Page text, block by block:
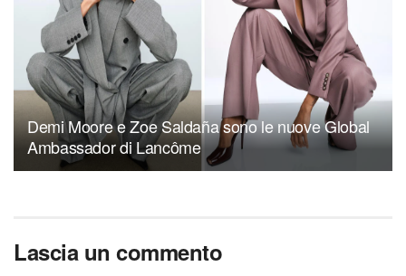
Demi Moore e Zoe Saldaña sono le nuove Global
Ambassador di Lancôme
Lascia un commento